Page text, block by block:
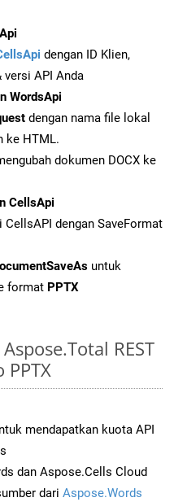
dengan ID Klien,
versi API Anda
WordsApi
dengan nama file lokal
ke HTML.
dokumen DOCX ke
CellsApi
CellsAPI dengan SaveFormat
untuk
format PPTX
REST
mendapatkan kuota API
dan Aspose.Cells Cloud
dari Aspose.Words